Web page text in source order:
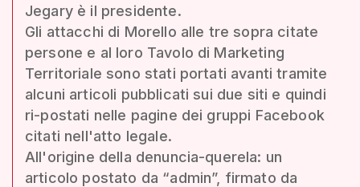
Jegary è il presidente.
Gli attacchi di Morello alle tre sopra citate
persone e al loro Tavolo di Marketing
Territoriale sono stati portati avanti tramite
alcuni articoli pubblicati sui due siti e quindi
ri-postati nelle pagine dei gruppi Facebook
citati nell'atto legale.
All'origine della denuncia-querela: un
articolo postato da “admin”, firmato da